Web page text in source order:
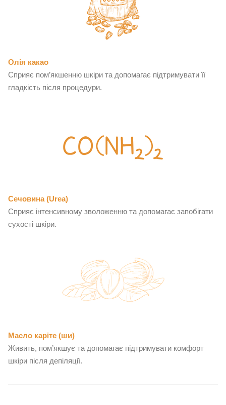
Олія какао
Сприяє пом’якшенню шкіри та допомагає підтримувати її
гладкість після процедури.
Сечовина (Urea)
Сприяє інтенсивному зволоженню та допомагає запобігати
сухості шкіри.
Масло каріте (ши)
Живить, пом’якшує та допомагає підтримувати комфорт
шкіри після депіляції.